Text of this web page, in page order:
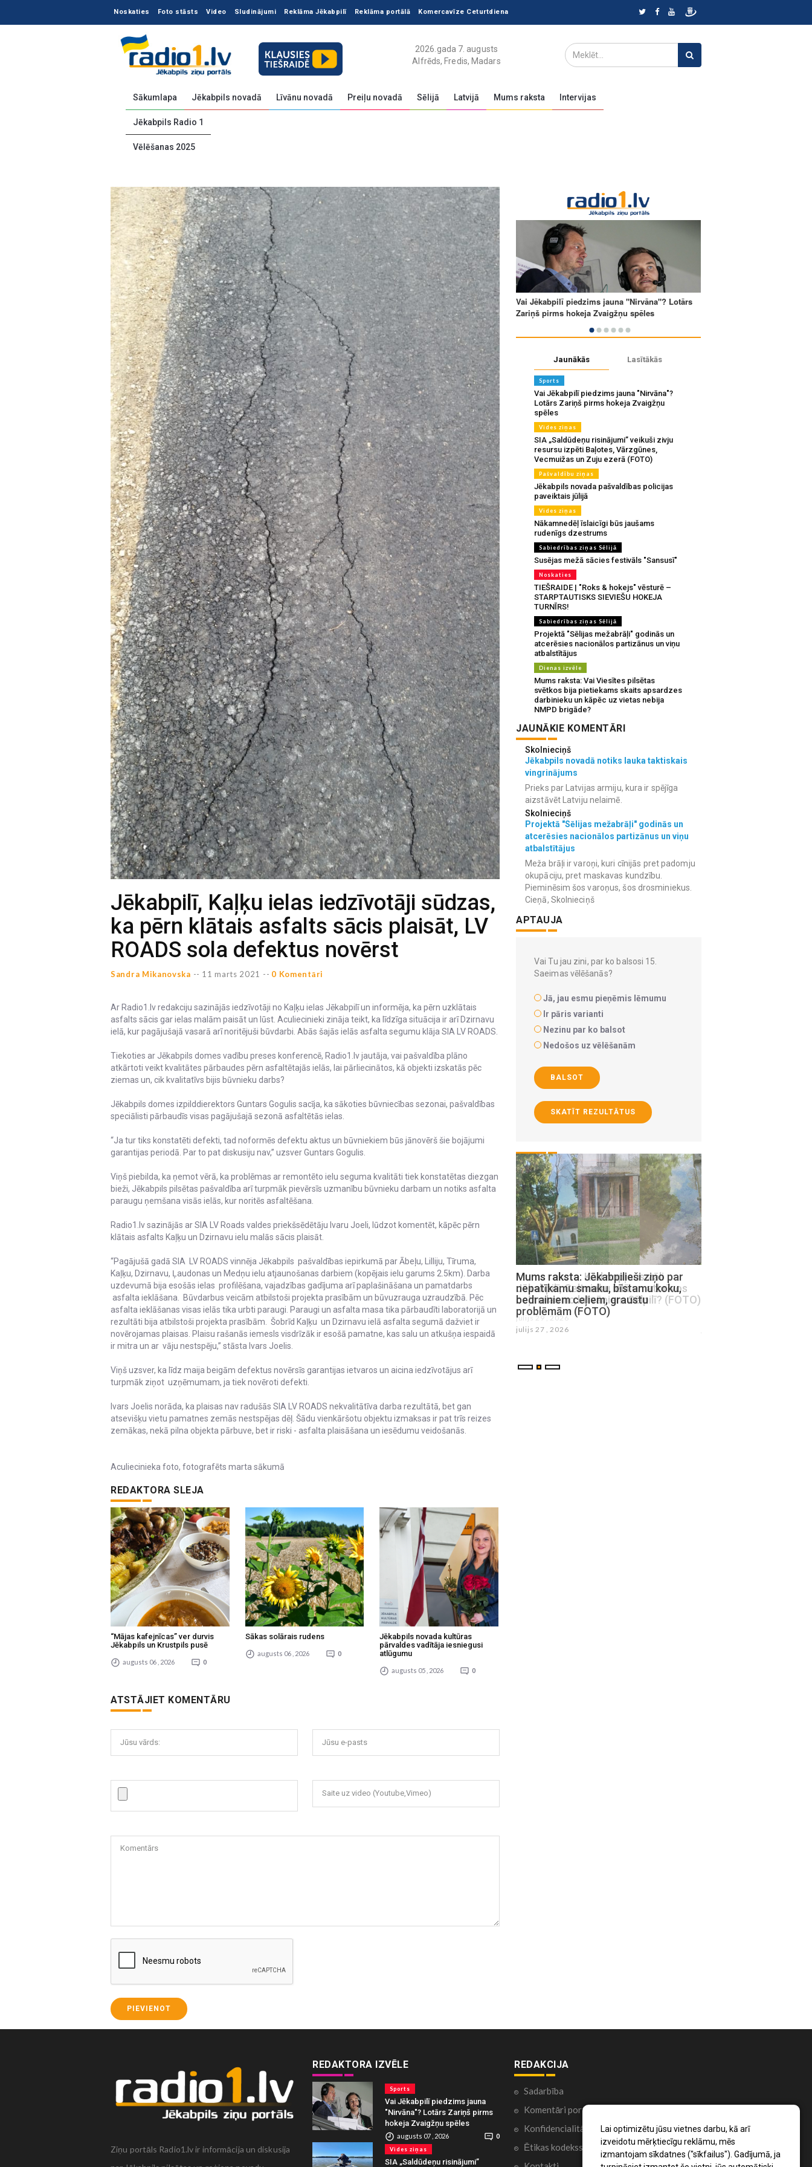
Lai optimizētu jūsu vietnes darbu, kā arī
izveidotu mērķtiecīgu reklāmu, mēs
izmantojam sīkdatnes ("sīkfailus"). Gadījumā, ja
Noskaties Foto stāsts Video Sludinājumi Reklāma Jēkabpilī Reklāma portālā Komercavīze Ceturtdiena
2026.gada 7. augusts
Alfrēds, Fredis, Madars
Sākumlapa Jēkabpils novadā Līvānu novadā Preiļu novadā Sēlijā Latvijā Mums raksta Intervijas
Jēkabpils Radio 1
Vēlēšanas 2025
Jēkabpilī, Kaļķu ielas iedzīvotāji sūdzas,
ka pērn klātais asfalts sācis plaisāt, LV
ROADS sola defektus novērst
Sandra Mikanovska -- 11 marts 2021 -- 0 Komentāri
Ar Radio1.lv redakciju sazinājās iedzīvotāji no Kaļķu ielas Jēkabpilī un informēja, ka pērn uzklātais
asfalts sācis gar ielas malām paisāt un lūst. Aculiecinieki zināja teikt, ka līdzīga situācija ir arī Dzirnavu
ielā, kur pagājušajā vasarā arī noritējuši būvdarbi. Abās šajās ielās asfalta segumu klāja SIA LV ROADS.
Tiekoties ar Jēkabpils domes vadību preses konferencē, Radio1.lv jautāja, vai pašvaldība plāno
atkārtoti veikt kvalitātes pārbaudes pērn asfaltētajās ielās, lai pārliecinātos, kā objekti izskatās pēc
ziemas un, cik kvalitatīvs bijis būvnieku darbs?
Jēkabpils domes izpilddierektors Guntars Gogulis sacīja, ka sākoties būvniecības sezonai, pašvaldības
speciālisti pārbaudīs visas pagājušajā sezonā asfaltētās ielas.
“Ja tur tiks konstatēti defekti, tad noformēs defektu aktus un būvniekiem būs jānovērš šie bojājumi
garantijas periodā. Par to pat diskusiju nav,” uzsver Guntars Gogulis.
Viņš piebilda, ka ņemot vērā, ka problēmas ar remontēto ielu seguma kvalitāti tiek konstatētas diezgan
bieži, Jēkabpils pilsētas pašvaldība arī turpmāk pievērsīs uzmanību būvnieku darbam un notiks asfalta
paraugu ņemšana visās ielās, kur noritēs asfaltēšana.
Radio1.lv sazinājās ar SIA LV Roads valdes priekšsēdētāju Ivaru Joeli, lūdzot komentēt, kāpēc pērn
klātais asfalts Kaļķu un Dzirnavu ielu malās sācis plaisāt.
“Pagājušā gadā SIA LV ROADS vinnēja Jēkabpils pašvaldības iepirkumā par Ābeļu, Lilliju, Tīruma,
Kaļķu, Dzirnavu, Ļaudonas un Medņu ielu atjaunošanas darbiem (kopējais ielu garums 2.5km). Darba
uzdevumā bija esošās ielas profilēšana, vajadzības gadījuma arī paplašināšana un pamatdarbs
asfalta ieklāšana. Būvdarbus veicām atbilstoši projekta prasībām un būvuzrauga uzraudzībā. Pēc
asfalta ieklāšanas visas ielās tika urbti paraugi. Paraugi un asfalta masa tika pārbaudīti laboratorijā un
rezultāti bija atbilstoši projekta prasībām. Šobrīd Kaļķu un Dzirnavu ielā asfalta segumā dažviet ir
novērojamas plaisas. Plaisu rašanās iemesls visdrīzāk ir esošā pamatne, kas salu un atkušņa iespaidā
ir mitra un ar vāju nestspēju,” stāsta Ivars Joelis.
Viņš uzsver, ka līdz maija beigām defektus novērsīs garantijas ietvaros un aicina iedzīvotājus arī
turpmāk ziņot uzņēmumam, ja tiek novēroti defekti.
Ivars Joelis norāda, ka plaisas nav radušās SIA LV ROADS nekvalitātīva darba rezultātā, bet gan
atsevišķu vietu pamatnes zemās nestspējas dēļ. Šādu vienkāršotu objektu izmaksas ir pat trīs reizes
zemākas, nekā pilna objekta pārbuve, bet ir riski - asfalta plaisāšana un iesēdumu veidošanās.
Aculiecinieka foto, fotografēts marta sākumā
REDAKTORA SLEJA
“Mājas kafejnīcas” ver durvis
Jēkabpils un Krustpils pusē
augusts 06 , 2026 0
Sākas solārais rudens
augusts 06 , 2026 0
Jēkabpils novada kultūras
pārvaldes vadītāja iesniegusi
atlūgumu
augusts 05 , 2026 0
ATSTĀJIET KOMENTĀRU
Jūsu vārds: Jūsu e-pasts
Saite uz video (Youtube,Vimeo)
Komentārs
PIEVIENOT
Jaunākās Lasītākās
Sports
Vai Jēkabpilī piedzims jauna "Nirvāna"?
Lotārs Zariņš pirms hokeja Zvaigžņu
spēles
Vides ziņas
SIA „Saldūdeņu risinājumi” veikuši zivju
resursu izpēti Baļotes, Vārzgūnes,
Vecmuižas un Zuju ezerā (FOTO)
Pašvaldību ziņas
Jēkabpils novada pašvaldības policijas
paveiktais jūlijā
Vides ziņas
Nākamnedēļ īslaicīgi būs jaušams
rudenīgs dzestrums
Sabiedrības ziņas Sēlijā
Susējas mežā sācies festivāls "Sansusī"
Noskaties
TIEŠRAIDE | "Roks & hokejs" vēsturē –
STARPTAUTISKS SIEVIEŠU HOKEJA
TURNĪRS!
Sabiedrības ziņas Sēlijā
Projektā "Sēlijas mežabrāļi" godinās un
atcerēsies nacionālos partizānus un viņu
atbalstītājus
Dienas izvēle
Mums raksta: Vai Viesītes pilsētas
svētkos bija pietiekams skaits apsardzes
darbinieku un kāpēc uz vietas nebija
NMPD brigāde?
JAUNĀKIE KOMENTĀRI
Skolnieciņš
Jēkabpils novadā notiks lauka taktiskais
vingrinājums
Prieks par Latvijas armiju, kura ir spējīga
aizstāvēt Latviju nelaimē.
Skolnieciņš
Projektā "Sēlijas mežabrāļi" godinās un
atcerēsies nacionālos partizānus un viņu
atbalstītājus
Meža brāļi ir varoņi, kuri cīnijās pret padomju
okupāciju, pret maskavas kundzību.
Pieminēsim šos varoņus, šos drosminiekus.
Cieņā, Skolnieciņš
APTAUJA
Vai Tu jau zini, par ko balsosi 15.
Saeimas vēlēšanās?
Jā, jau esmu pieņēmis lēmumu
Ir pāris varianti
Nezinu par ko balsot
Nedošos uz vēlēšanām
BALSOT
SKATĪT REZULTĀTUS
Mums raksta: Kad nopļaus zāli
Jēkabpilī, Celtnieku ielā un atbrīvos
ceļmalas no latvāņiem Sēlpilī? (FOTO)
julijs 29 , 2026
Mums raksta: Jēkabpilieši ziņo par
nepatīkamu smaku, bīstamu koku,
bedrainiem ceļiem, graustu
problēmām (FOTO)
julijs 27 , 2026
Ziņu portāls Radio1.lv ir informācija un diskusija
REDAKTORA IZVĒLE
Sports
Vai Jēkabpilī piedzims jauna
"Nirvāna"? Lotārs Zariņš pirms
hokeja Zvaigžņu spēles
augusts 07 , 2026 0
Vides ziņas
SIA „Saldūdeņu risinājumi”
REDAKCIJA
Sadarbība
Komentāri portālā
Konfidencialitātes politika
Ētikas kodekss